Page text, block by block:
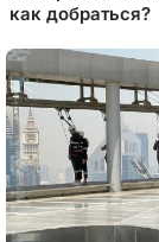
как добраться?